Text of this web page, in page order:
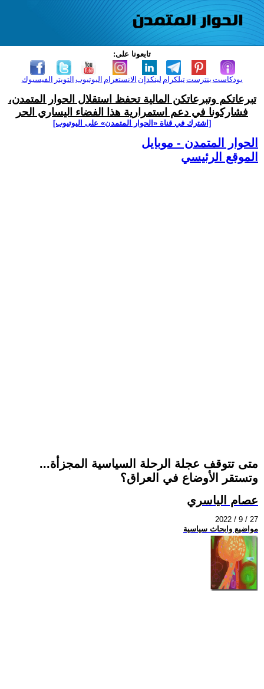
تابعونا على:
الفيسبوك التويتر اليوتيوب الانستغرام لينكدإن تيلكرامبنترست بودكاست
تبرعاتكم وتبرعاتكن المالية تحفظ استقلال الحوار المتمدن،
فشاركونا في دعم استمرارية هذا الفضاء اليساري الحر
[اشترك في قناة ‫«الحوار المتمدن» على اليوتيوب]
الحوار المتمدن - موبايل
الموقع الرئيسي
متى تتوقف عجلة الرحلة السياسية المجزأة...
وتستقر الأوضاع في العراق؟
عصام الياسري
2022 / 9 / 27
مواضيع وابحاث سياسية